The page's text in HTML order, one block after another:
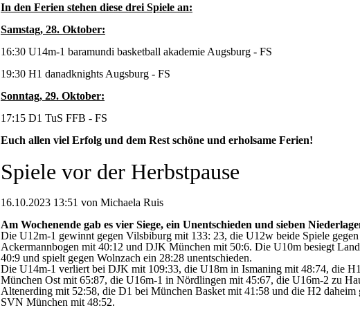
In den Ferien stehen diese drei Spiele an:
Samstag, 28. Oktober:
16:30 U14m-1 baramundi basketball akademie Augsburg - FS
19:30 H1 danadknights Augsburg - FS
Sonntag, 29. Oktober:
17:15 D1 TuS FFB - FS
Euch allen viel Erfolg und dem Rest schöne und erholsame Ferien!
Spiele vor der Herbstpause
16.10.2023 13:51 von Michaela Ruis
Am Wochenende gab es vier Siege, ein Unentschieden und sieben
Die U12m-1 gewinnt gegen Vilsbiburg mit 133: 23, die U12w beide Spiele gegen
Ackermannbogen mit 40:12 und DJK München mit 50:6. Die U10m besiegt
40:9 und spielt gegen Wolnzach ein 28:28 unentschieden.
Die U14m-1 verliert bei DJK mit 109:33, die U18m in Ismaning mit 48:74, die
München Ost mit 65:87, die U16m-1 in Nördlingen mit 45:67, die U16m-2 zu
Altenerding mit 52:58, die D1 bei München Basket mit 41:58 und die H2 daheim
SVN München mit 48:52.